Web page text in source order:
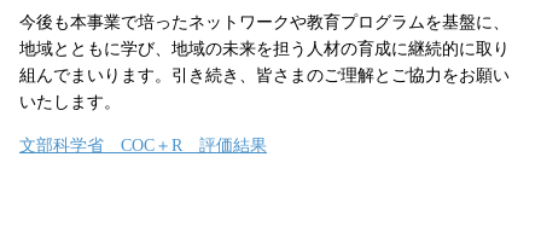
今後も本事業で培ったネットワークや教育プログラムを基盤に、
地域とともに学び、地域の未来を担う人材の育成に継続的に取り
組んでまいります。引き続き、皆さまのご理解とご協力をお願い
いたします。
文部科学省 COC＋R 評価結果